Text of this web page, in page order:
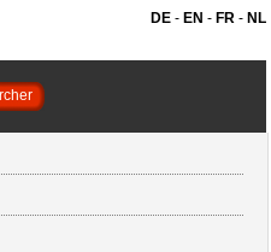
DE- EN - FR- NL